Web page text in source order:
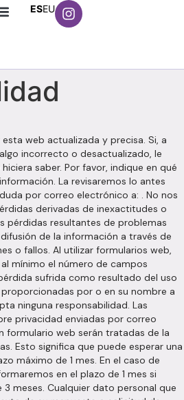
ESEU
web actualizada y precisa. Si, a
incorrecto o desactualizado, le
saber. Por favor, indique en qué
La revisaremos lo antes
por correo electrónico a: . No nos
derivadas de inexactitudes o
pérdidas resultantes de problemas
de la información a través de
o fallos. Al utilizar formularios web,
mínimo el número de campos
sufrida como resultado del uso
por o en su nombre a
ninguna responsabilidad. Las
privacidad enviadas por correo
formulario web serán tratadas de la
Esto significa que puede esperar una
máximo de 1 mes. En el caso de
en el plazo de 1 mes si
meses. Cualquier dato personal que